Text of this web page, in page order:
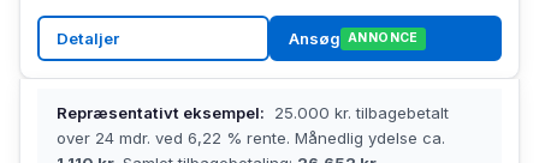
Detaljer Ansøg ANNONCE
Repræsentativt eksempel:
25.000 kr. tilbagebetalt
over 24 mdr. ved 6,22 % rente. Månedlig ydelse ca.